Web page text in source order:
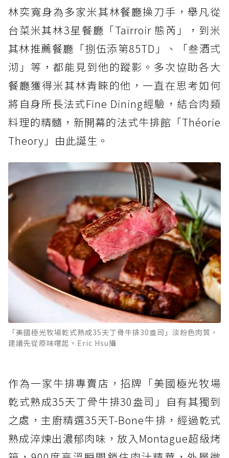
林奕寬身為多家米其林餐廳操刀手，舉凡從
台菜米其林3星餐廳「Taïrroir 態芮」，到米
其林推薦餐廳「捌伍添第85TD」、「叁酒弍
沏」等，都能見到他的蹤影。多次協助各大
餐廳獲得米其林青睞的他，一直在思考如何
將自身所長法式Fine Dining經驗，結合肉類
料理的精髓，新開幕的法式牛排館「Théorie
Theory」由此誕生。
「美國極光牧場乾式熟成35天丁骨牛排30盎司」淡粉色肉質，
建議先從原味嚐起。Eric Hsu攝
作為一家牛排專賣店，招牌「美國極光牧場
乾式熟成35天丁骨牛排30盎司」自有其獨到
之處，主廚精選35天T-Bone牛排，經過乾式
熟成淬煉出濃郁肉味，放入Montague超級烤